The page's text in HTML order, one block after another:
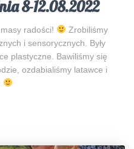
8-12.08.2022
radości!
Zrobiliśmy
i sensorycznych. Były
plastyczne. Bawiliśmy się
ozdabialiśmy latawce i